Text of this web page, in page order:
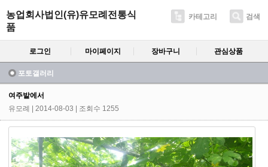
농업회사법인(유)유모례전통식
품
카테고리 검색
로그인 마이페이지 장바구니 관심상품
포토갤러리
여주밭에서
유모례 | 2014-08-03 | 조회수 1255